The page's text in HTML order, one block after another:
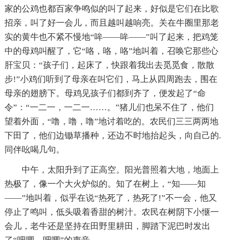
家的公鸡也都百家争鸣似的叫了起来，好似是它们在比歌
招亲，叫了好一会儿，而且越叫越响亮。关在牛圈里那老
实的黄牛也不紧不慢地“哞——哞——”叫了起来，把鸡笼
中的母鸡叫醒了，它“咯，咯，咯”地叫着，召唤它那些心
肝宝贝：“孩子们，起床了，快跟着我出去觅觅食，散散
步!”小鸡们听到了母亲在叫它们，马上从四周跑去，围在
母亲的翅膀下。母鸡见孩子们都到齐了，便发起了“命
令”：“一二一，一二一……。”猪儿们也呆不住了，他们
望着外面，“噜，噜，噜”地讨着吃的。农民们三三两两地
下田了，他们边锄草播种，还边不时地抬起头，向自己的.
同伴吆喝几句。
中午，太阳升到了正高空。阳光普照着大地，地面上
热极了，像一个大火炉似的。知了在树上，“知——知
——”地叫着，似乎在说“热死了，热死了!”不一会，他又
停止了鸣叫，低头吸着香甜的树汁。农民在树阴下小惬一
会儿，老牛还是坚持在田野里耕田，脚踏下泥巴时发出